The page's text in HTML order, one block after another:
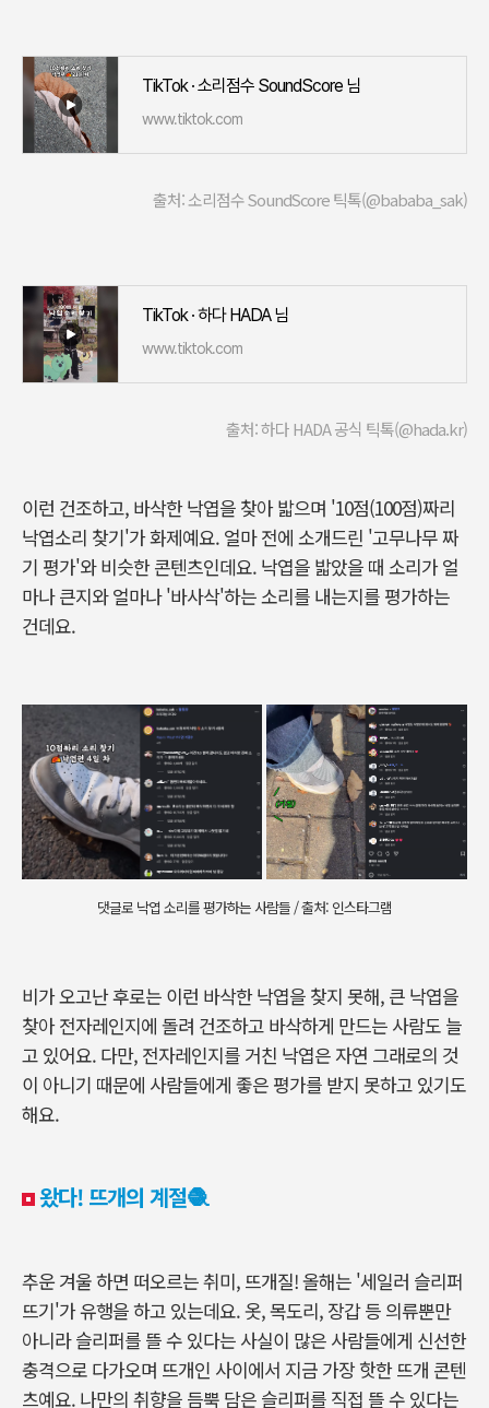
TikTok · 소리점수 SoundScore 님
www.tiktok.com
출처: 소리점수 SoundScore 틱톡(@bababa_sak)
TikTok · 하다 HADA 님
www.tiktok.com
출처: 하다 HADA 공식 틱톡(@hada.kr)
이런 건조하고, 바삭한 낙엽을 찾아 밟으며 '10점(100점)짜리
낙엽소리 찾기'가 화제예요. 얼마 전에 소개드린 '고무나무 짜
기 평가'와 비슷한 콘텐츠인데요. 낙엽을 밟았을 때 소리가 얼
마나 큰지와 얼마나 '바사삭'하는 소리를 내는지를 평가하는
건데요.
댓글로 낙엽 소리를 평가하는 사람들 / 출처: 인스타그램
비가 오고난 후로는 이런 바삭한 낙엽을 찾지 못해, 큰 낙엽을
찾아 전자레인지에 돌려 건조하고 바삭하게 만드는 사람도 늘
고 있어요. 다만, 전자레인지를 거친 낙엽은 자연 그래로의 것
이 아니기 때문에 사람들에게 좋은 평가를 받지 못하고 있기도
해요.
왔다! 뜨개의 계절🧶
추운 겨울 하면 떠오르는 취미, 뜨개질! 올해는 '세일러 슬리퍼
뜨기'가 유행을 하고 있는데요. 옷, 목도리, 장갑 등 의류뿐만
아니라 슬리퍼를 뜰 수 있다는 사실이 많은 사람들에게 신선한
충격으로 다가오며 뜨개인 사이에서 지금 가장 핫한 뜨개 콘텐
츠예요. 나만의 취향을 듬뿍 담은 슬리퍼를 직접 뜰 수 있다는